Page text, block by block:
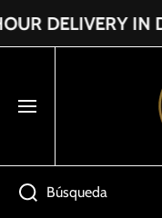
Read
the
IR DIRECTAMENTE
DELIVERY IN
Búsqueda